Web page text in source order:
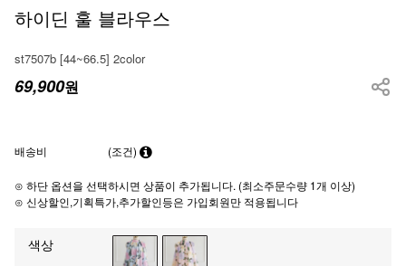
하이딘 훌 블라우스
st7507b [44~66.5] 2color
69,900원
배송비 (조건)
⊙ 하단 옵션을 선택하시면 상품이 추가됩니다. (최소주문수량 1개 이상)
⊙ 신상할인,기획특가,추가할인등은 가입회원만 적용됩니다
색상